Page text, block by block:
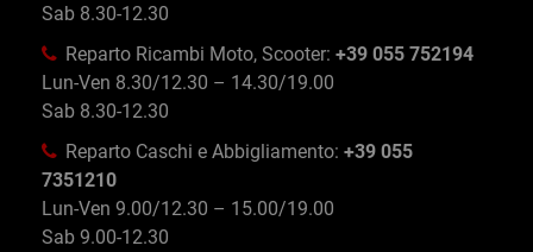
Sab 8.30-12.30
Reparto Ricambi Moto, Scooter: +39 055 752194
Lun-Ven 8.30/12.30 – 14.30/19.00
Sab 8.30-12.30
Reparto Caschi e Abbigliamento: +39 055
7351210
Lun-Ven 9.00/12.30 – 15.00/19.00
Sab 9.00-12.30